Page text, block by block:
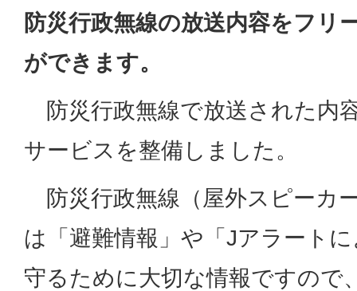
防災行政無線の放送内容をフリ
ができます。
防災行政無線で放送された内
サービスを整備しました。
防災行政無線（屋外スピーカ
は「避難情報」や「Jアラート
守るために大切な情報ですので